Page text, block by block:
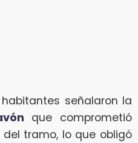
señalaron la
que comprometió
tramo, lo que obligó